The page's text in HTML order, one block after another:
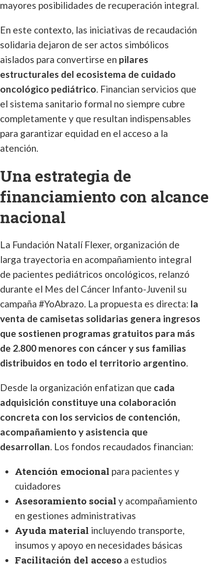
mayores posibilidades de recuperación integral.
En este contexto, las iniciativas de recaudación
solidaria dejaron de ser actos simbólicos
aislados para convertirse en pilares
estructurales del ecosistema de cuidado
oncológico pediátrico. Financian servicios que
el sistema sanitario formal no siempre cubre
completamente y que resultan indispensables
para garantizar equidad en el acceso a la
atención.
Una estrategia de
financiamiento con alcance
nacional
La Fundación Natalí Flexer, organización de
larga trayectoria en acompañamiento integral
de pacientes pediátricos oncológicos, relanzó
durante el Mes del Cáncer Infanto-Juvenil su
campaña #YoAbrazo. La propuesta es directa: la
venta de camisetas solidarias genera ingresos
que sostienen programas gratuitos para más
de 2.800 menores con cáncer y sus familias
distribuidos en todo el territorio argentino.
Desde la organización enfatizan que cada
adquisición constituye una colaboración
concreta con los servicios de contención,
acompañamiento y asistencia que
desarrollan. Los fondos recaudados financian:
Atención emocional para pacientes y
cuidadores
Asesoramiento social y acompañamiento
en gestiones administrativas
Ayuda material incluyendo transporte,
insumos y apoyo en necesidades básicas
Facilitación del acceso a estudios